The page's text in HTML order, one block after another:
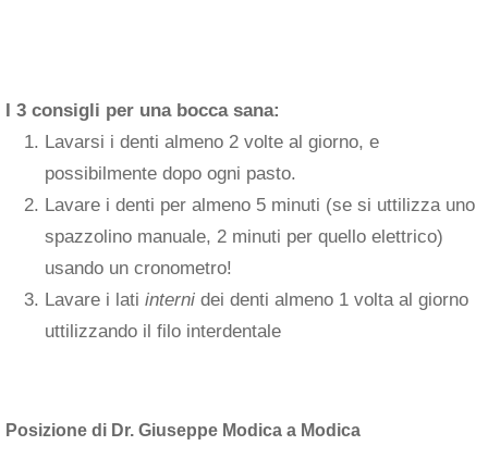
I 3 consigli per una bocca sana:
Lavarsi i denti almeno 2 volte al giorno, e
possibilmente dopo ogni pasto.
Lavare i denti per almeno 5 minuti (se si uttilizza uno
spazzolino manuale, 2 minuti per quello elettrico)
usando un cronometro!
Lavare i lati interni dei denti almeno 1 volta al giorno
uttilizzando il filo interdentale
Posizione di Dr. Giuseppe Modica a Modica